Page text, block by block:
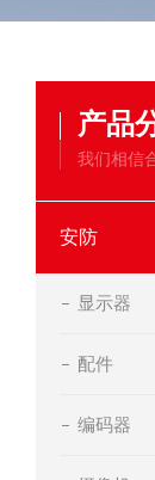
产品
我们相信
安防
显示器
配件
编码器